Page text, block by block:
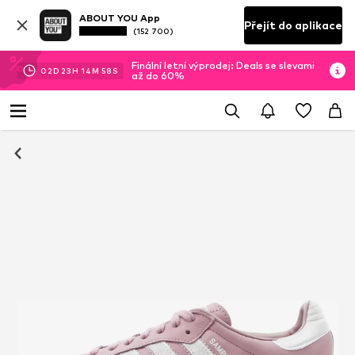
ABOUT YOU App
(152 700) Přejít do aplikace
02D 23H 14M 58 S
Finální letní výprodej: Deals se slevami
až do 60%